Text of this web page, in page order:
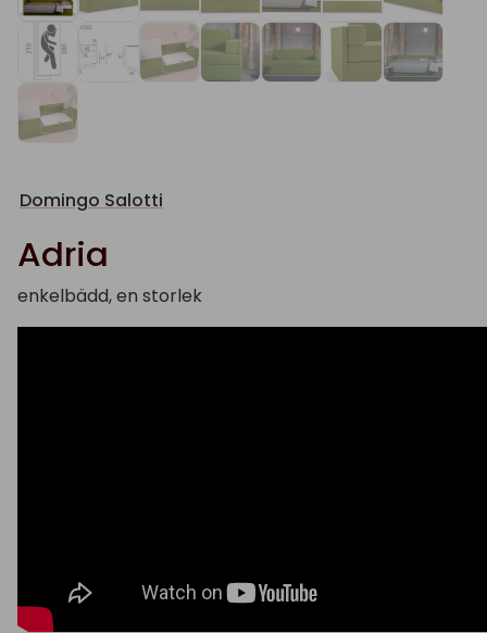
Domingo Salotti
Adria
enkelbädd, en storlek